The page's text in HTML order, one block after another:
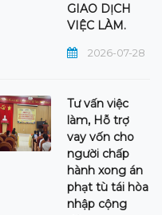
GIAO DỊCH
VIỆC LÀM.
2026-07-28
Tư vấn việc
làm, Hỗ trợ
vay vốn cho
người chấp
hành xong án
phạt tù tái hòa
nhập cộng